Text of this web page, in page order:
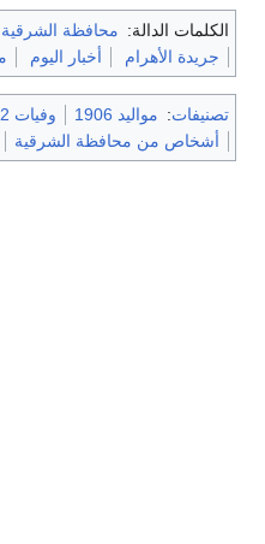
الكلمات الدالة: محافظة الشرقية
جريدة الأهرام
أخبار اليوم
تصنيفات: مواليد 1906
وفيات 1982
أشخاص من محافظة الشرقية